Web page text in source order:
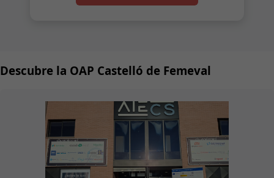
Descubre la OAP Castelló de Femeval